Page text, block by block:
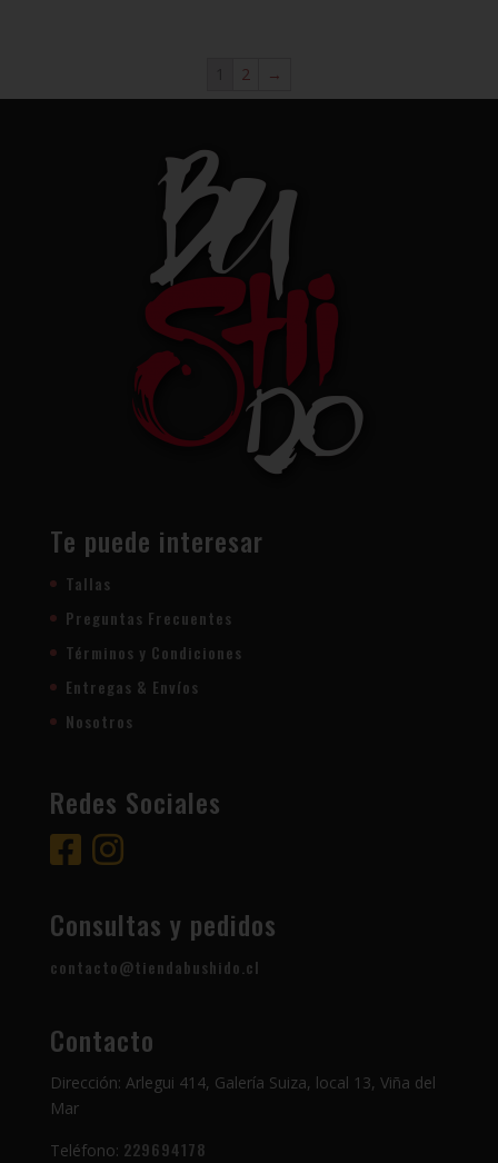
2 →
Te puede interesar
Tallas
Preguntas Frecuentes
Términos y Condiciones
Entregas & Envíos
Nosotros
Redes Sociales
Consultas y pedidos
contacto@tiendabushido.cl
Contacto
Dirección: Arlegui 414, Galería Suiza, local 13, Viña del
Mar
Teléfono: 229694178